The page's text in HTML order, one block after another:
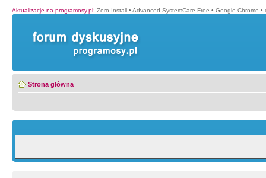
Aktualizacje na programosy.pl: Zero Install • Advanced SystemCare Free • Google Chrome •
Strona główna